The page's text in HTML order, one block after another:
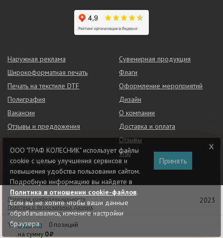
Корзина
0 позиций
на сумму 0 ₽
Наружная реклама
Широкоформатная печать
Печать на текстиле DTF
Полиграфия
Сувенирная продукция
Флаги
Оформление мероприятий
Дизайн
Вакансии
Отзывы и предложения
О компании
Доставка и оплата
Отзывы
Wiki
Политика конфиденциальности
Политика о персональных данных
Политика в отношении cookie-файлов
2023
Разработка сайта:
ООО "ГРАФ КОЛЕСНИК" использует файлы
cookie с целью улучшения сервисов и
повышения удобства пользования сайтом.
Подробную информацию вы найдете в
Политика в отношении cookie-файлов.
Если вы не хотите чтобы ваши данные
обрабатывались, измените настройки
браузера.
Принять